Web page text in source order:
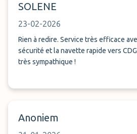
SOLENE
23-02-2026
Rien à redire. Service très efficace
sécurité et la navette rapide vers
très sympathique !
Anoniem